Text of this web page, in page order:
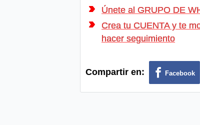
Únete al GRUPO DE
Crea tu CUENTA y te
hacer seguimiento
Compartir en: Facebook